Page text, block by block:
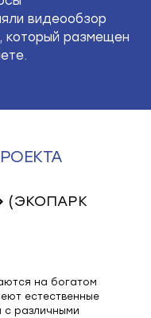
(ЭКОПАРК
на богатом
естественные
с различными